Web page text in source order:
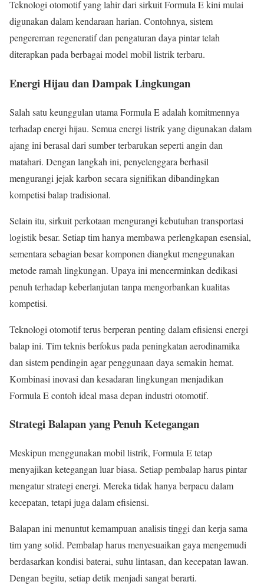
Teknologi otomotif yang lahir dari sirkuit Formula E kini mulai
digunakan dalam kendaraan harian. Contohnya, sistem
pengereman regeneratif dan pengaturan daya pintar telah
diterapkan pada berbagai model mobil listrik terbaru.
Energi Hijau dan Dampak Lingkungan
Salah satu keunggulan utama Formula E adalah komitmennya
terhadap energi hijau. Semua energi listrik yang digunakan dalam
ajang ini berasal dari sumber terbarukan seperti angin dan
matahari. Dengan langkah ini, penyelenggara berhasil
mengurangi jejak karbon secara signifikan dibandingkan
kompetisi balap tradisional.
Selain itu, sirkuit perkotaan mengurangi kebutuhan transportasi
logistik besar. Setiap tim hanya membawa perlengkapan esensial,
sementara sebagian besar komponen diangkut menggunakan
metode ramah lingkungan. Upaya ini mencerminkan dedikasi
penuh terhadap keberlanjutan tanpa mengorbankan kualitas
kompetisi.
Teknologi otomotif terus berperan penting dalam efisiensi energi
balap ini. Tim teknis berfokus pada peningkatan aerodinamika
dan sistem pendingin agar penggunaan daya semakin hemat.
Kombinasi inovasi dan kesadaran lingkungan menjadikan
Formula E contoh ideal masa depan industri otomotif.
Strategi Balapan yang Penuh Ketegangan
Meskipun menggunakan mobil listrik, Formula E tetap
menyajikan ketegangan luar biasa. Setiap pembalap harus pintar
mengatur strategi energi. Mereka tidak hanya berpacu dalam
kecepatan, tetapi juga dalam efisiensi.
Balapan ini menuntut kemampuan analisis tinggi dan kerja sama
tim yang solid. Pembalap harus menyesuaikan gaya mengemudi
berdasarkan kondisi baterai, suhu lintasan, dan kecepatan lawan.
Dengan begitu, setiap detik menjadi sangat berarti.